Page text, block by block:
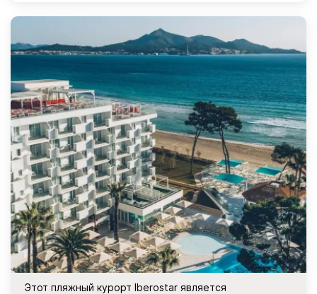
Этот пляжный курорт Iberostar является